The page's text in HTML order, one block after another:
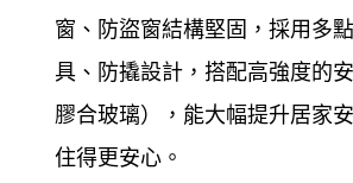
規劃鋁門窗實務經驗外，更將門窗
區家庭，對於門窗製定的品質要求
的溝通及施工受的售後服務，工廠
合理平實的價格提供給所有客戶，
窗、防盜窗結構堅固，採用多
具、防撬設計，搭配高強度的
膠合玻璃），能大幅提升居家
住得更安心。